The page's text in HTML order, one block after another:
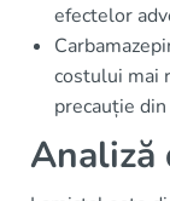
efectelor
costului mai
precauție
Analiză